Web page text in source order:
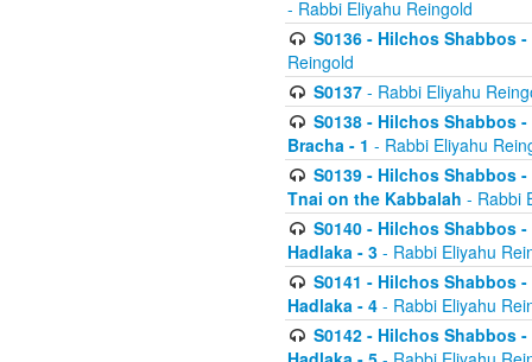
- Rabbi Eliyahu Reingold
S0136 - Hilchos Shabbos
Reingold
S0137- Rabbi Eliyahu
S0138 - Hilchos Shabbos
Bracha - 1 - Rabbi Eliyahu
S0139 - Hilchos Shabbos
Tnai on the Kabbalah - Rabbi
S0140 - Hilchos Shabbos
Hadlaka - 3 - Rabbi Eliyahu
S0141 - Hilchos Shabbos
Hadlaka - 4 - Rabbi Eliyahu
S0142 - Hilchos Shabbos